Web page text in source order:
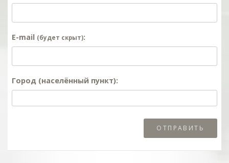
E-mail (будет скрыт):
Город (населённый пункт):